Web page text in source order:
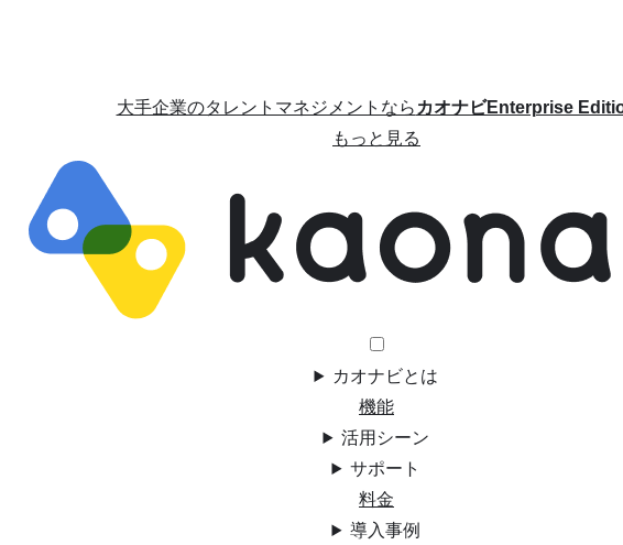
大手企業のタレントマネジメントならカオナビEnterprise
もっと見る
カオナビとは
機能
活用シーン
サポート
料金
導入事例